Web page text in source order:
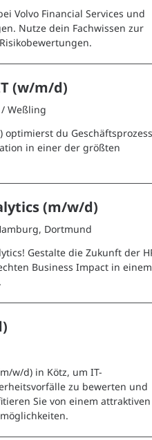
Volvo Financial Services und
Nutze dein Fachwissen zur
(w/m/d)
/ Weßling
optimierst du
in einer der größten
(m/w/d)
Dortmund
Gestalte die Zukunft der
Business Impact in einem
w/d) in Kötz, um IT-
zu bewerten und
Sie von einem attraktiven